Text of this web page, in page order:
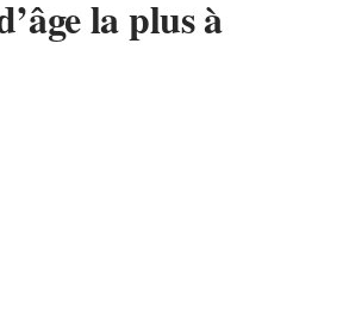
la plus à